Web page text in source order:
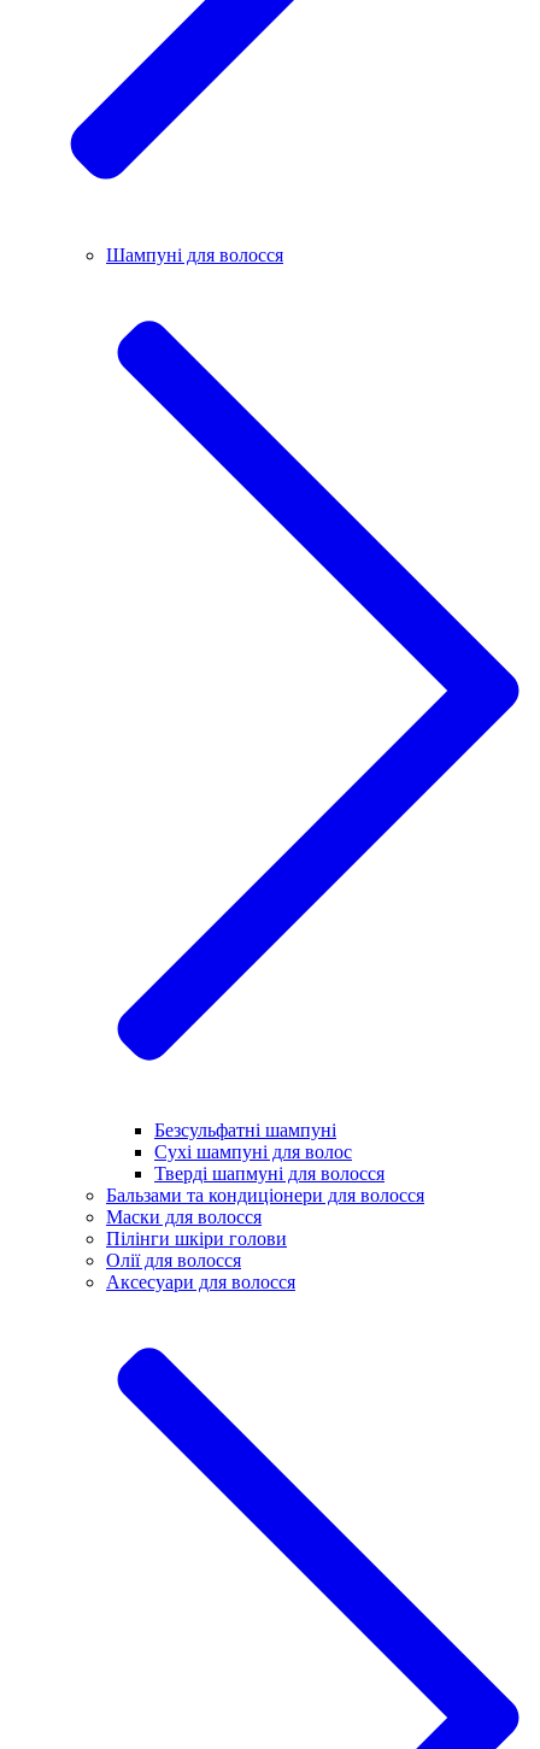
Шампуні для волосся
Безсульфатні шампуні
Сухі шампуні для волос
Тверді шапмуні для волосся
Бальзами та кондиціонери для волосся
Маски для волосся
Пілінги шкіри голови
Олії для волосся
Аксесуари для волосся